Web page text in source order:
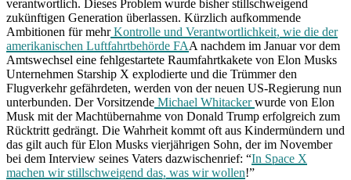
verantwortlich. Dieses Problem wurde bisher stillschweigend
zukünftigen Generation überlassen. Kürzlich aufkommende
Ambitionen für mehrKontrolle und Verantwortlichkeit, wie die der
amerikanischen Luftfahrtbehörde FAA nachdem im Januar vor dem
Amtswechsel eine fehlgestartete Raumfahrtkakete von Elon Musks
Unternehmen Starship X explodierte und die Trümmer den
Flugverkehr gefährdeten, werden von der neuen US-Regierung nun
unterbunden. Der Vorsitzende Michael Whitackerwurde von Elon
Musk mit der Machtübernahme von Donald Trump erfolgreich zum
Rücktritt gedrängt. Die Wahrheit kommt oft aus Kindermündern und
das gilt auch für Elon Musks vierjährigen Sohn, der im November
bei dem Interview seines Vaters dazwischenrief: “In Space X
machen wir stillschweigend das, was wir wollen!”